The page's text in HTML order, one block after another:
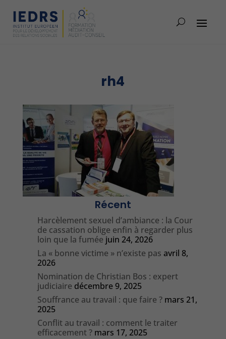
rh4
Récent
Harcèlement sexuel d’ambiance : la Cour
de cassation oblige enfin à regarder plus
loin que la fumée juin 24, 2026
La « bonne victime » n’existe pas avril 8,
2026
Nomination de Christian Bos : expert
judiciaire décembre 9, 2025
Souffrance au travail : que faire ? mars 21,
2025
Conflit au travail : comment le traiter
efficacement ? mars 17, 2025